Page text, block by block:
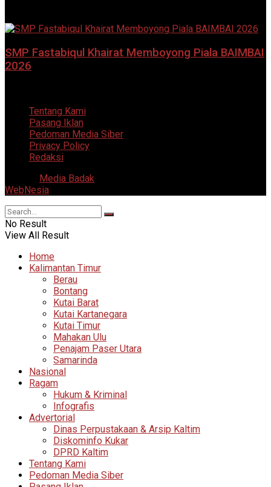
SMP Fastabiqul Khairat Memboyong Piala BAIMBAI
2026
Tentang Kami
Pasang Iklan
Pedoman Media Siber
Privacy Policy
Redaksi
Media Badak
WebNesia
No Result
View All Result
Home
Kalimantan Timur
Berau
Bontang
Kutai Barat
Kutai Kartanegara
Kutai Timur
Mahakan Ulu
Penajam Paser Utara
Samarinda
Nasional
Ragam
Hukum & Kriminal
Infografis
Advertorial
Dinas Perpustakaan & Arsip Kaltim
Diskominfo Kukar
DPRD Kaltim
Tentang Kami
Pedoman Media Siber